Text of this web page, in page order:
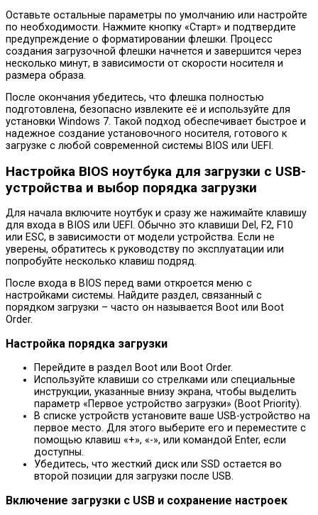
Оставьте остальные параметры по умолчанию или настройте
по необходимости. Нажмите кнопку «Старт» и подтвердите
предупреждение о форматировании флешки. Процесс
создания загрузочной флешки начнется и завершится через
несколько минут, в зависимости от скорости носителя и
размера образа.
После окончания убедитесь, что флешка полностью
подготовлена, безопасно извлеките её и используйте для
установки Windows 7. Такой подход обеспечивает быстрое и
надежное создание установочного носителя, готового к
загрузке с любой современной системы BIOS или UEFI.
Настройка BIOS ноутбука для загрузки с USB-
устройства и выбор порядка загрузки
Для начала включите ноутбук и сразу же нажимайте клавишу
для входа в BIOS или UEFI. Обычно это клавиши Del, F2, F10
или ESC, в зависимости от модели устройства. Если не
уверены, обратитесь к руководству по эксплуатации или
попробуйте несколько клавиш подряд.
После входа в BIOS перед вами откроется меню с
настройками системы. Найдите раздел, связанный с
порядком загрузки – часто он называется Boot или Boot
Order.
Настройка порядка загрузки
Перейдите в раздел Boot или Boot Order.
Используйте клавиши со стрелками или специальные
инструкции, указанные внизу экрана, чтобы выделить
параметр «Первое устройство загрузки» (Boot Priority).
В списке устройств установите ваше USB-устройство на
первое место. Для этого выберите его и переместите с
помощью клавиш «+», «-», или командой Enter, если
доступны.
Убедитесь, что жесткий диск или SSD остается во
второй позиции для загрузки после USB.
Включение загрузки с USB и сохранение настроек